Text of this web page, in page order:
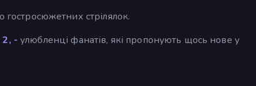
гостросюжетних стрілялок.
- улюбленці фанатів, які пропонують щось нове у